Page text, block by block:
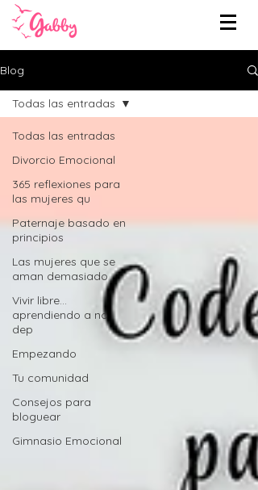
Blog
Todas las entradas
Divorcio Emocional
365 reflexiones para
las mujeres qu
Paternaje basado en
principios
Las mujeres que se
aman demasiado
Vivir libre...
aprendiendo a no
dep
Empezando
Tu comunidad
Consejos para
bloguear
Gimnasio Emocional
Todas las entradas